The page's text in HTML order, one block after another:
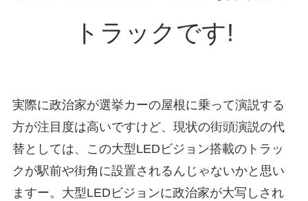
トラックです!
実際に政治家が選挙カーの屋根に乗って演説する
方が注目度は高いですけど、現状の街頭演説の代
替としては、この大型LEDビジョン搭載のトラッ
クが駅前や街角に設置されるんじゃないかと思い
ますー。大型LEDビジョンに政治家が大写しされ